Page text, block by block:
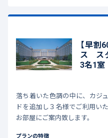
【早割
ス ス
3名1室
落ち着いた色調の中に、カジ
ドを追加し３名様でご利用い
お部屋にご案内致します。
プランの特徴